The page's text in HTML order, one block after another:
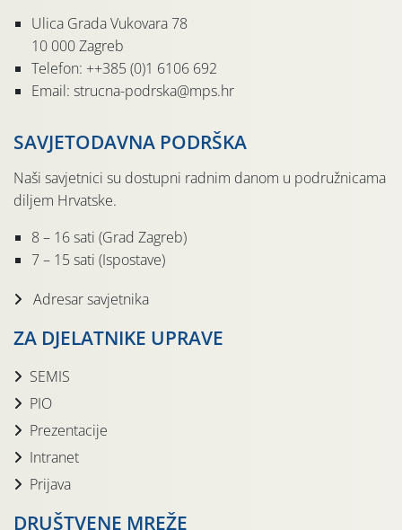
Ulica Grada Vukovara 78
10 000 Zagreb
Telefon: ++385 (0)1 6106 692
Email: strucna-podrska@mps.hr
SAVJETODAVNA PODRŠKA
Naši savjetnici su dostupni radnim danom u podružnicama
diljem Hrvatske.
8 – 16 sati (Grad Zagreb)
7 – 15 sati (Ispostave)
Adresar savjetnika
ZA DJELATNIKE UPRAVE
SEMIS
PIO
Prezentacije
Intranet
Prijava
DRUŠTVENE MREŽE